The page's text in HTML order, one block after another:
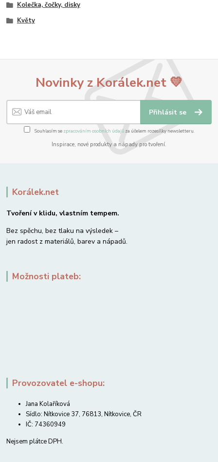
Kolečka, čočky, disky
Květy
Novinky z Korálek.net 💛
Přihlásit se
Souhlasím se zpracováním osobních údajůza účelem rozesílky newsletteru.
Inspirace, nové produkty a nápady pro tvoření.
Korálek.net
Tvoření v klidu, vlastním tempem.
Bez spěchu, bez tlaku na výsledek –
jen radost z materiálů, barev a nápadů.
Možnosti plateb:
Provozovatel e-shopu:
Jana Kolaříková
Sídlo: Nítkovice 37, 76813, Nítkovice, ČR
IČ: 74360949
Nejsem plátce DPH.